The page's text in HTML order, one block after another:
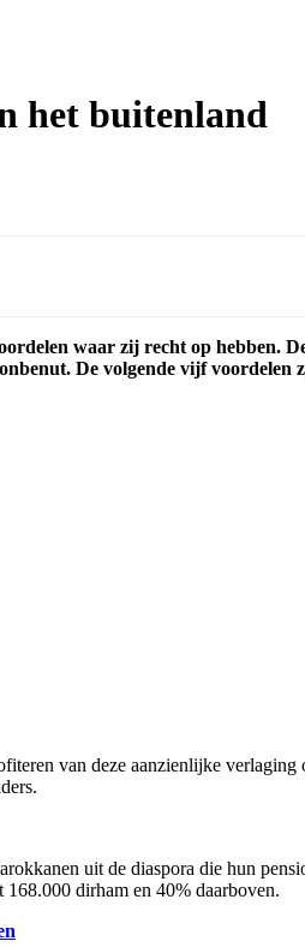
het buitenland
waar zij recht op hebben.
De volgende vijf voordelen
van deze aanzienlijke
uit de diaspora die hun
dirham en 40% daarboven.